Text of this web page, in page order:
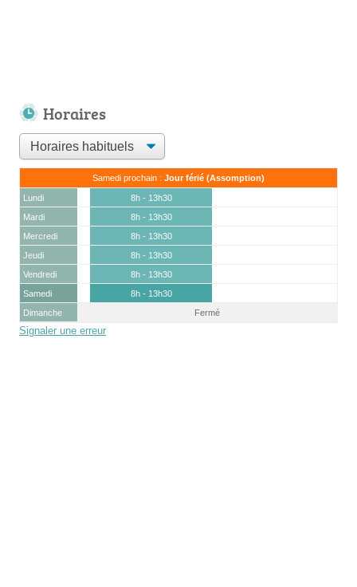
Horaires
Samedi prochain : Jour férié (Assomption)
Lundi
8h - 13h30
Mardi
8h - 13h30
Mercredi
8h - 13h30
Jeudi
8h - 13h30
Vendredi
8h - 13h30
Samedi
8h - 13h30
Dimanche
Fermé
Signaler une erreur